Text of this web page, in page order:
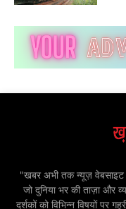
"खबर अभी तक न्यूज़ वेबसाइट
जो दुनिया भर की ताज़ा और
दर्शकों को विभिन्न विषयों पर